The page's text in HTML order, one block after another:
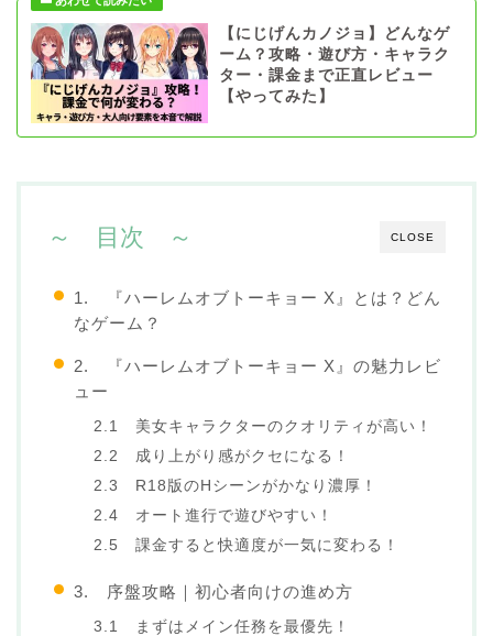
【にじげんカノジョ】どんなゲ
ーム？攻略・遊び方・キャラク
ター・課金まで正直レビュー
【やってみた】
CLOSE
～ 目次 ～
1. 『ハーレムオブトーキョー X』とは？どん
なゲーム？
2. 『ハーレムオブトーキョー X』の魅力レビ
ュー
2.1 美女キャラクターのクオリティが高い！
2.2 成り上がり感がクセになる！
2.3 R18版のHシーンがかなり濃厚！
2.4 オート進行で遊びやすい！
2.5 課金すると快適度が一気に変わる！
3. 序盤攻略｜初心者向けの進め方
3.1 まずはメイン任務を最優先！